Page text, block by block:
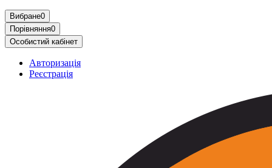
Вибране0
Порівняння0
Особистий кабінет
Авторизація
Реєстрація